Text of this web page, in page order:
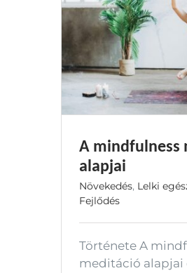
A mindfulness
alapjai
Növekedés, Lelki
Fejlődés
Története A
meditáció alapjai